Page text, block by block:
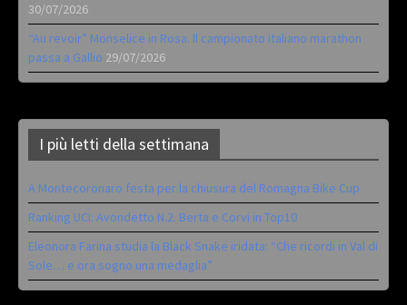
30/07/2026
“Au revoir” Monselice in Rosa. Il campionato italiano marathon
passa a Gallio 29/07/2026
I più letti della settimana
A Montecoronaro festa per la chiusura del Romagna Bike Cup
Ranking UCI: Avondetto N.2. Berta e Corvi in Top10
Eleonora Farina studia la Black Snake iridata: “Che ricordi in Val di
Sole… e ora sogno una medaglia”